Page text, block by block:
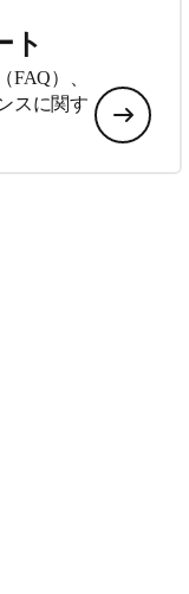
ト
FAQ）、
スに関す